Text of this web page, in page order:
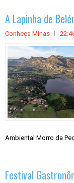
A Lapinha de
Conheça Minas
Ambiental Morro da
Festival